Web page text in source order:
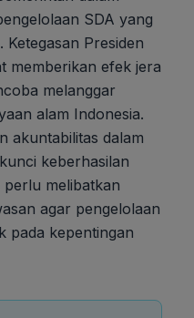
SDA yang
Ketegasan Presiden
memberikan efek jera
melanggar
alam Indonesia.
akuntabilitas dalam
keberhasilan
perlu melibatkan
agar pengelolaan
pada kepentingan